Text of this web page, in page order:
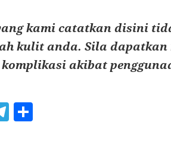
kami catatkan disini
kulit anda. Sila
akibat
T